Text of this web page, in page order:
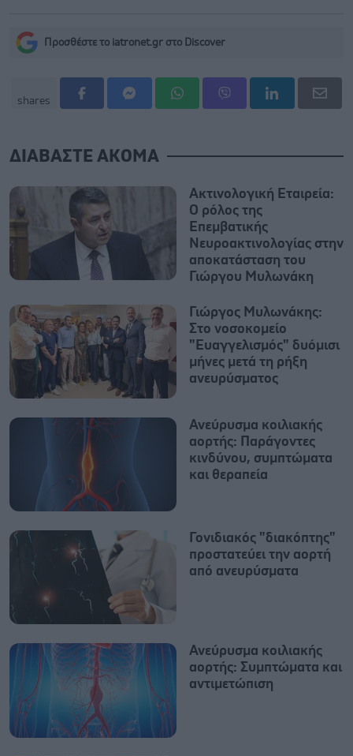
Προσθέστε το iatronet.gr στο Discover
shares
ΔΙΑΒΑΣΤΕ ΑΚΟΜΑ
Ακτινολογική Εταιρεία:
Ο ρόλος της
Επεμβατικής
Νευροακτινολογίας στην
αποκατάσταση του
Γιώργου Μυλωνάκη
Γιώργος Μυλωνάκης:
Στο νοσοκομείο
"Ευαγγελισμός" δυόμισι
μήνες μετά τη ρήξη
ανευρύσματος
Ανεύρυσμα κοιλιακής
αορτής: Παράγοντες
κινδύνου, συμπτώματα
και θεραπεία
Γονιδιακός "διακόπτης"
προστατεύει την αορτή
από ανευρύσματα
Ανεύρυσμα κοιλιακής
αορτής: Συμπτώματα και
αντιμετώπιση